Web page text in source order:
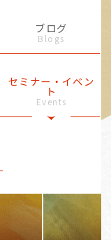
ブログ
Blogs
セミナー・イベン
ト
Events